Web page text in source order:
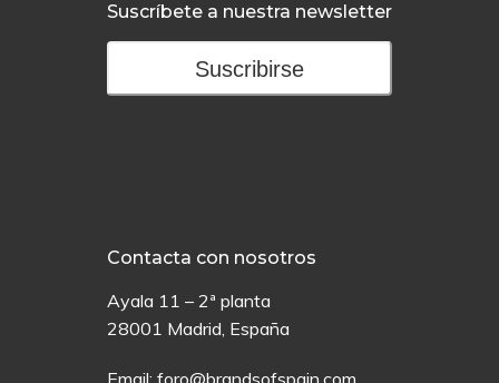
Suscríbete a nuestra newsletter
Suscribirse
Contacta con nosotros
Ayala 11 – 2ª planta
28001 Madrid, España
Email: foro@brandsofspain.com